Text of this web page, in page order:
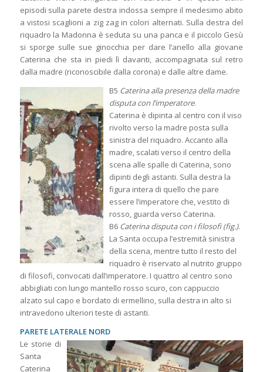
episodi sulla parete destra indossa sempre il medesimo abito
a vistosi scaglioni a zig zag in colori alternati. Sulla destra del
riquadro la Madonna è seduta su una panca e il piccolo Gesù
si sporge sulle sue ginocchia per dare l’anello alla giovane
Caterina che sta in piedi lì davanti, accompagnata sul retro
dalla madre (riconoscibile dalla corona) e dalle altre dame.
B5 Caterina alla presenza della madre
disputa con l’imperatore.
Caterina è dipinta al centro con il viso
rivolto verso la madre posta sulla
sinistra del riquadro. Accanto alla
madre, scalati verso il centro della
scena alle spalle di Caterina, sono
dipinti degli astanti. Sulla destra la
figura intera di quello che pare
essere l’imperatore che, vestito di
rosso, guarda verso Caterina.
B6Caterina disputa con i filosofi (fig.).
La Santa occupa l’estremità sinistra
della scena, mentre tutto il resto del
riquadro è riservato al nutrito gruppo
di filosofi, convocati dall’imperatore. I quattro al centro sono
abbigliati con lungo mantello rosso scuro, con cappuccio
alzato sul capo e bordato di ermellino, sulla destra in alto si
intravedono ulteriori teste di astanti.
PARETE LATERALE NORD
Le storie di
Santa
Caterina